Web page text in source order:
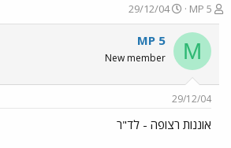
פ
ו
ת
ח
ה
ש
א
MP 5
פ
ו
ר
29/12/04
M
MP 5
New member
29/12/04
אוננות רצופה - לד"ר